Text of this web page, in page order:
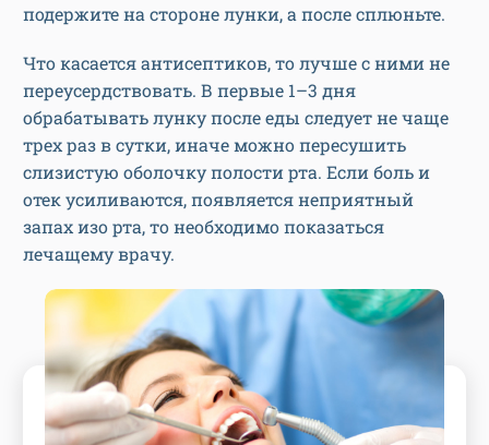
подержите на стороне лунки, а после сплюньте.
Что касается антисептиков, то лучше с ними не
переусердствовать. В первые 1–3 дня
обрабатывать лунку после еды следует не чаще
трех раз в сутки, иначе можно пересушить
слизистую оболочку полости рта. Если боль и
отек усиливаются, появляется неприятный
запах изо рта, то необходимо показаться
лечащему врачу.